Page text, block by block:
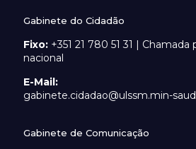
Gabinete do Cidadão
Fixo: +351 21 780 51 31 | Chamada
nacional
E-Mail:
gabinete.cidadao@ulssm.min-
Gabinete de Comunicação